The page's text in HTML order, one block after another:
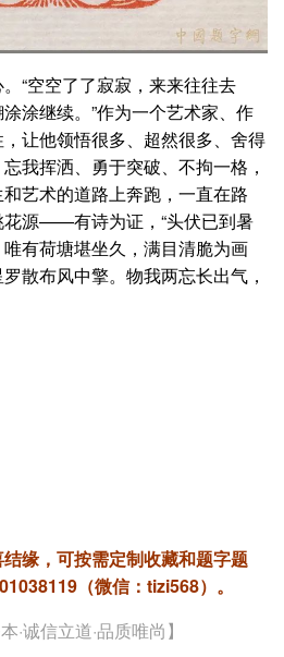
“空空了了寂寂，来来往往去
涂继续。”作为一个艺术家、作
让他领悟很多、超然很多、舍得
我挥洒、勇于突破、不拘一格，
艺术的道路上奔跑，一直在路
花源——有诗为证，“头伏已到暑
有荷塘堪坐久，满目清脆为画
散布风中擎。物我两忘长出气，
缘，可按需定制收藏和题字题
（微信：tizi568）。
·诚信立道·品质唯尚】